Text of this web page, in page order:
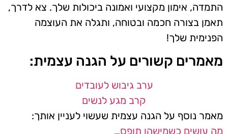
התמדה, אימון מקצועי ואמונה ביכולות שלך. צא לדרך,
תאמן בצורה חכמה ובטוחה, ותגלה את העוצמה
הפנימית שלך!
מאמרים קשורים על הגנה עצמית:
ערב גיבוש לעובדים
קרב מגע לנשים
מאמר נוסף על הגנה עצמית שעשוי לעניין אותך:
מה עושים כשמישהו תופס…